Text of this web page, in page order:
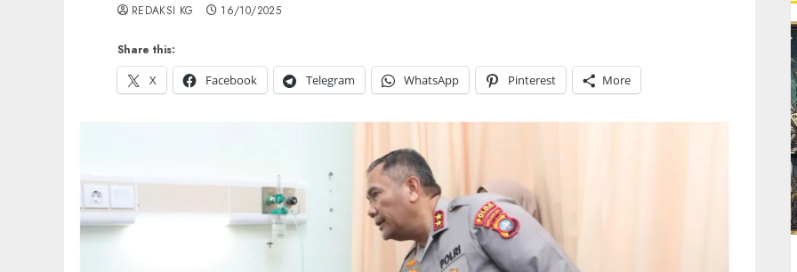
Share this:
X
Facebook Telegram WhatsApp Pinterest More
REDAKSI KG 16/10/2025